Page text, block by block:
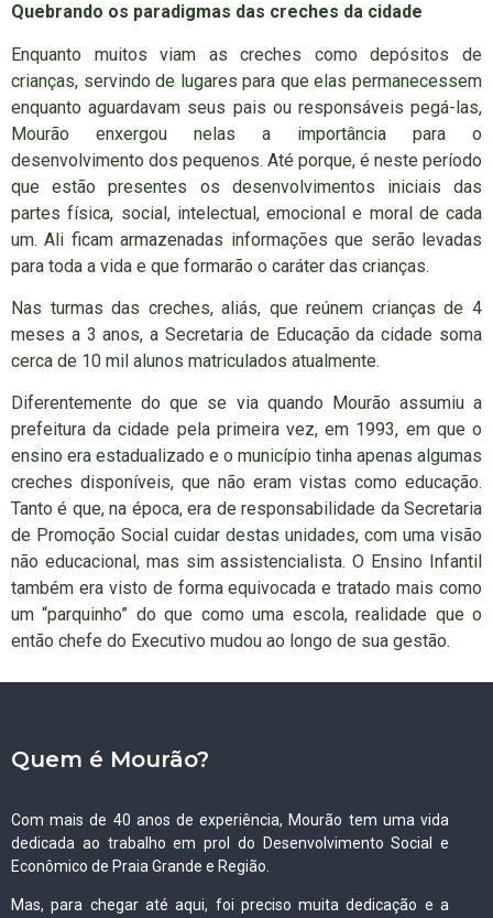
Quebrando os paradigmas das creches da cidade
Enquanto muitos viam as creches como depósitos de
crianças, servindo de lugares para que elas permanecessem
enquanto aguardavam seus pais ou responsáveis pegá-las,
Mourão enxergou nelas a importância para o
desenvolvimento dos pequenos. Até porque, é neste período
que estão presentes os desenvolvimentos iniciais das
partes física, social, intelectual, emocional e moral de cada
um. Ali ficam armazenadas informações que serão levadas
para toda a vida e que formarão o caráter das crianças.
Nas turmas das creches, aliás, que reúnem crianças de 4
meses a 3 anos, a Secretaria de Educação da cidade soma
cerca de 10 mil alunos matriculados atualmente.
Diferentemente do que se via quando Mourão assumiu a
prefeitura da cidade pela primeira vez, em 1993, em que o
ensino era estadualizado e o município tinha apenas algumas
creches disponíveis, que não eram vistas como educação.
Tanto é que, na época, era de responsabilidade da Secretaria
de Promoção Social cuidar destas unidades, com uma visão
não educacional, mas sim assistencialista. O Ensino Infantil
também era visto de forma equivocada e tratado mais como
um “parquinho” do que como uma escola, realidade que o
então chefe do Executivo mudou ao longo de sua gestão.
Quem é Mourão?
Com mais de 40 anos de experiência, Mourão tem uma vida
dedicada ao trabalho em prol do Desenvolvimento Social e
Econômico de Praia Grande e Região.
Mas, para chegar até aqui, foi preciso muita dedicação e a